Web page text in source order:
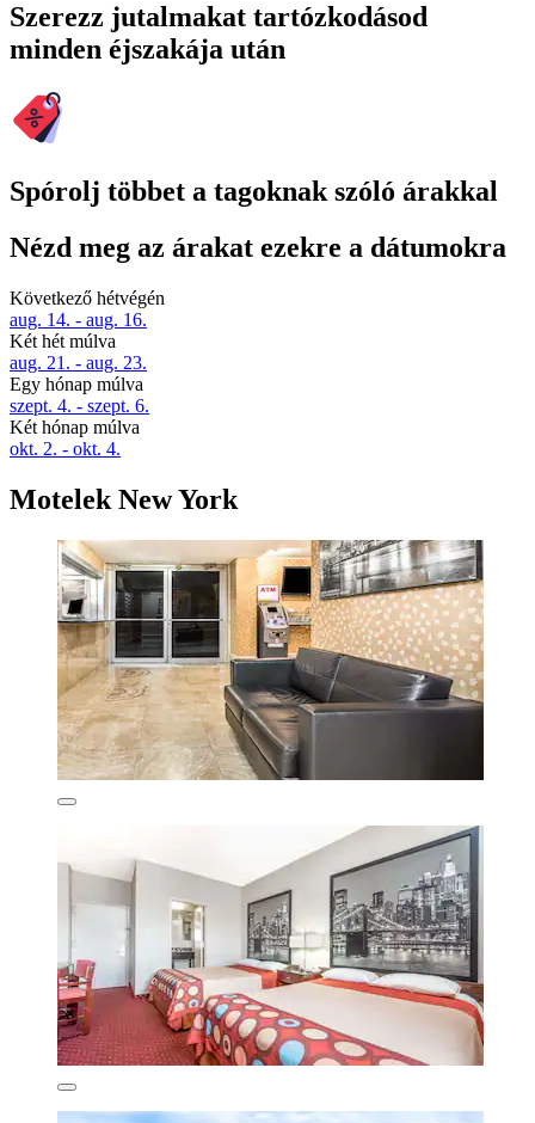
Szerezz jutalmakat tartózkodásod
minden éjszakája után
Spórolj többet a tagoknak szóló árakkal
Nézd meg az árakat ezekre a dátumokra
Következő hétvégén
aug. 14. - aug. 16.
Két hét múlva
aug. 21. - aug. 23.
Egy hónap múlva
szept. 4. - szept. 6.
Két hónap múlva
okt. 2. - okt. 4.
Motelek New York